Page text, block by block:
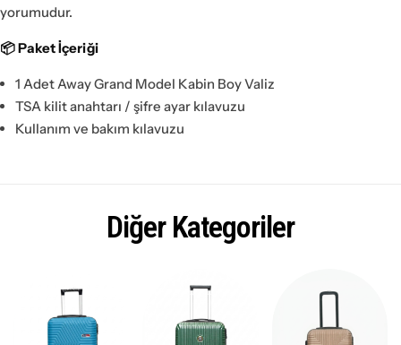
yorumudur.
📦 Paket İçeriği
1 Adet Away Grand Model Kabin Boy Valiz
TSA kilit anahtarı / şifre ayar kılavuzu
Kullanım ve bakım kılavuzu
Diğer Kategoriler